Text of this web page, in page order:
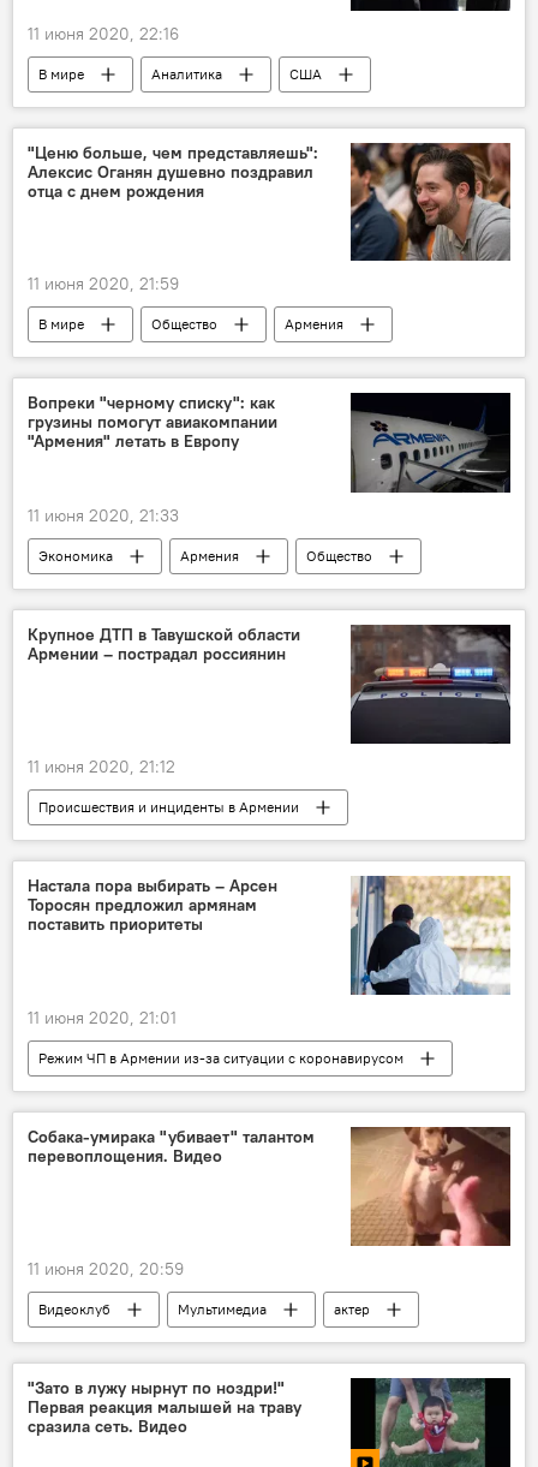
11 июня 2020, 22:16
В мире Аналитика
США
Турция
Иран
эмбарго
санкции
"Ценю больше, чем представляешь":
Алексис Оганян душевно поздравил
отца с днем рождения
11 июня 2020, 21:59
В мире Общество
Армения
Алексис Оганян
отец
Вопреки "черному списку": как
грузины помогут авиакомпании
"Армения" летать в Европу
11 июня 2020, 21:33
Экономика Армения
Общество
авиакомпания
грузины
Европа
черный список
Крупное ДТП в Тавушской области
Армении – пострадал россиянин
11 июня 2020, 21:12
Происшествия и инциденты в Армении
Происшествия
Армения ДТП
Настала пора выбирать – Арсен
Торосян предложил армянам
поставить приоритеты
11 июня 2020, 21:01
Режим ЧП в Армении из-за ситуации с коронавирусом
Общество
Армения
коронавирус
Арсен Торосян
Собака-умирака "убивает" талантом
перевоплощения. Видео
11 июня 2020, 20:59
Видеоклуб Мультимедиа
актер
Оскар
пес
"Зато в лужу нырнут по ноздри!"
Первая реакция малышей на траву
сразила сеть. Видео